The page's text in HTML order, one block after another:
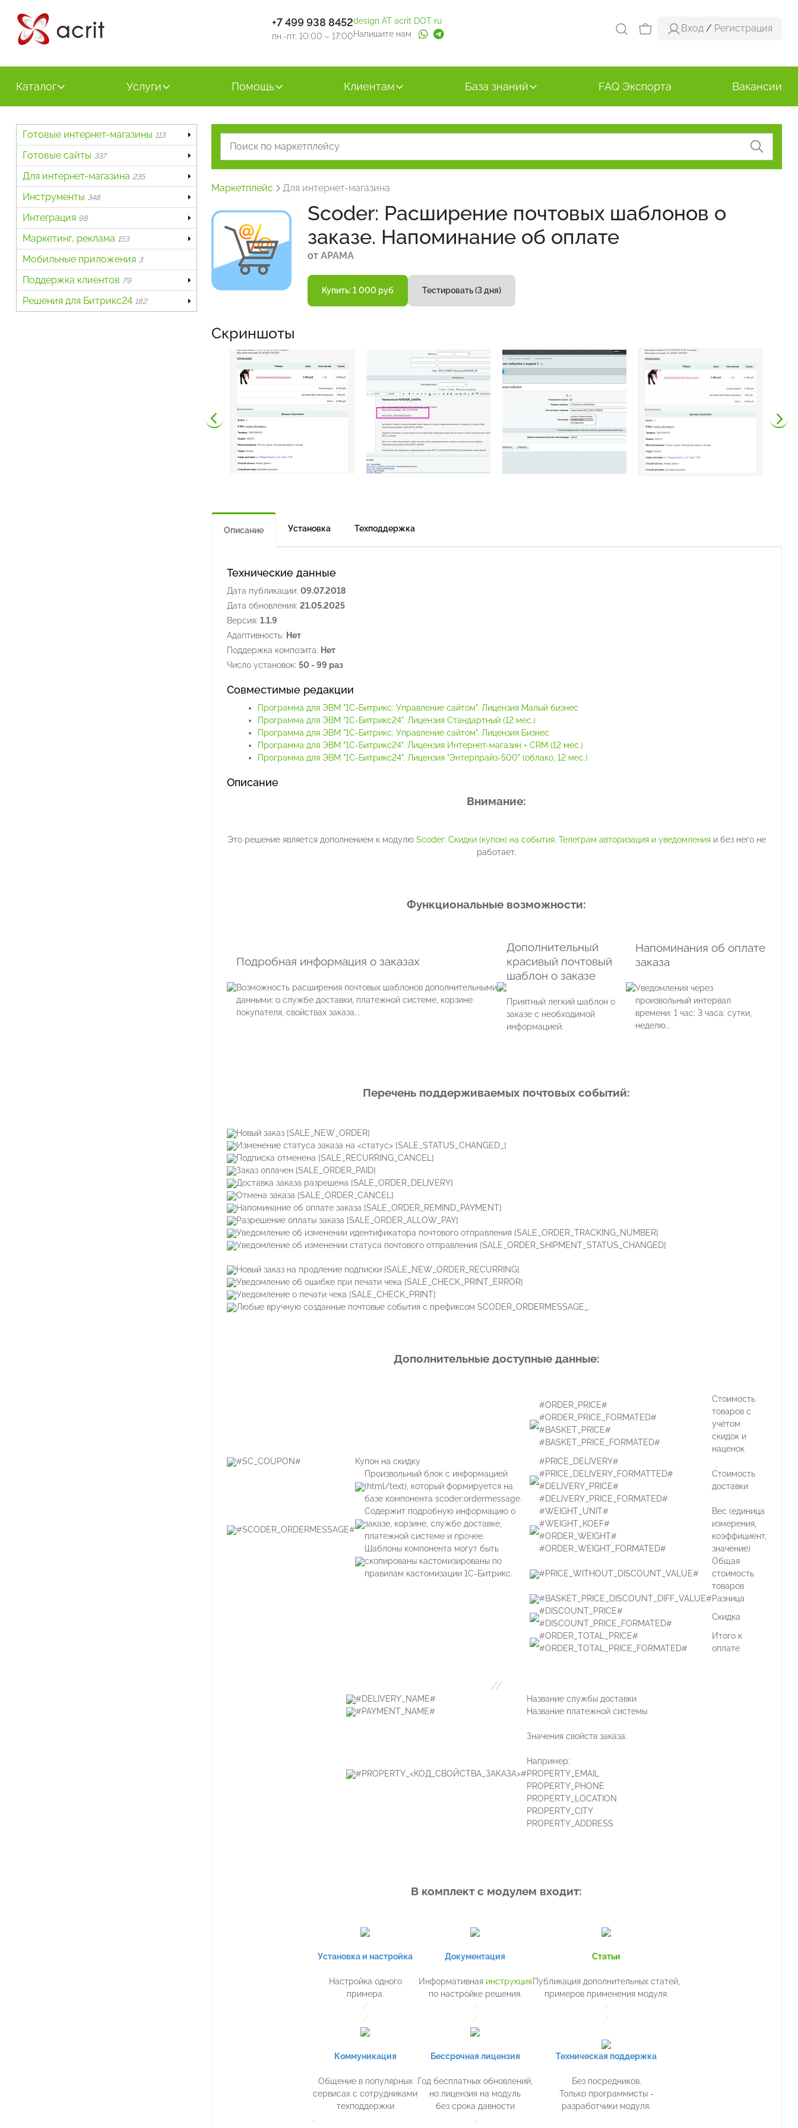
+7 499 938 8452
пн.-пт. 10:00 – 17:00
design AT acrit DOT ru
Напишите нам
Вход / Регистрация
Каталог Услуги Помощь Клиентам База знаний FAQ Экспорта Вакансии
Готовые интернет-магазины 113
Готовые сайты 337
Для интернет-магазина 235
Инструменты 348
Интеграция 98
Маркетинг, реклама 153
Мобильные приложения 3
Поддержка клиентов 79
Решения для Битрикс24 182
Маркетплейс Для интернет-магазина
Scoder: Расширение почтовых шаблонов о
заказе. Напоминание об оплате
от АРАМА
Купить: 1 000 руб Тестировать (3 дня)
Скриншоты
Описание Установка Техподдержка
Технические данные
Дата публикации: 09.07.2018
Дата обновления: 21.05.2025
Версия: 1.1.9
Адаптивность: Нет
Поддержка композита: Нет
Число установок: 50 - 99 раз
Совместимые редакции
Программа для ЭВМ "1С-Битрикс: Управление сайтом". Лицензия Малый бизнес
Программа для ЭВМ "1С-Битрикс24". Лицензия Стандартный (12 мес.)
Программа для ЭВМ "1С-Битрикс: Управление сайтом". Лицензия Бизнес
Программа для ЭВМ "1С-Битрикс24". Лицензия Интернет-магазин + CRM (12 мес.)
Программа для ЭВМ "1С-Битрикс24". Лицензия "Энтерпрайз-500" (облако, 12 мес.)
Описание
Внимание:
Это решение является дополнением к модулю Scoder: Скидки (купон) на события. Телеграм авторизация и уведомленияи без него не
работает.
Функциональные возможности:
Подробная информация о заказах
Возможность расширения почтовых шаблонов дополнительными
данными: о службе доставки, платежной системе, корзине
покупателя, свойствах заказа...
Дополнительный
красивый почтовый
шаблон о заказе
Приятный легкий шаблон о
заказе с необходимой
информацией.
Напоминания об оплате
заказа
Уведомления через
произвольный интервал
времени: 1 час; 3 часа; сутки,
неделю...
Перечень поддерживаемых почтовых событий:
Новый заказ [SALE_NEW_ORDER]
Изменение статуса заказа на <статус> [SALE_STATUS_CHANGED_]
Подписка отменена [SALE_RECURRING_CANCEL]
Заказ оплачен [SALE_ORDER_PAID]
Доставка заказа разрешена [SALE_ORDER_DELIVERY]
Отмена заказа [SALE_ORDER_CANCEL]
Напоминание об оплате заказа [SALE_ORDER_REMIND_PAYMENT]
Разрешение оплаты заказа [SALE_ORDER_ALLOW_PAY]
Уведомление об изменении идентификатора почтового отправления [SALE_ORDER_TRACKING_NUMBER]
Уведомление об изменении статуса почтового отправления [SALE_ORDER_SHIPMENT_STATUS_CHANGED]
Новый заказ на продление подписки [SALE_NEW_ORDER_RECURRING]
Уведомление об ошибке при печати чека [SALE_CHECK_PRINT_ERROR]
Уведомление о печати чека [SALE_CHECK_PRINT]
Любые вручную созданные почтовые события с префиксом SCODER_ORDERMESSAGE_.
Дополнительные доступные данные:
#SC_COUPON# Купон на скидку
#SCODER_ORDERMESSAGE#
Произвольный блок с информацией
(html/text), который формируется на
базе компонента scoder:ordermessage.
Содержит подробную информацию о
заказе, корзине, службе доставке,
платежной системе и прочее.
Шаблоны компонента могут быть
скопированы кастомизированы по
правилам кастомизации 1С-Битрикс.
#ORDER_PRICE#
#ORDER_PRICE_FORMATED#
#BASKET_PRICE#
#BASKET_PRICE_FORMATED#
Стоимость
товаров с
учётом
скидок и
наценок
#PRICE_DELIVERY#
#PRICE_DELIVERY_FORMATTED#
#DELIVERY_PRICE#
#DELIVERY_PRICE_FORMATED#
Стоимость
доставки
#WEIGHT_UNIT#
#WEIGHT_KOEF#
#ORDER_WEIGHT#
#ORDER_WEIGHT_FORMATED#
Вес (единица
измерения,
коэффициент,
значение)
#PRICE_WITHOUT_DISCOUNT_VALUE#
Общая
стоимость
товаров
#BASKET_PRICE_DISCOUNT_DIFF_VALUE#Разница
#DISCOUNT_PRICE#
#DISCOUNT_PRICE_FORMATED#
Скидка
#ORDER_TOTAL_PRICE#
#ORDER_TOTAL_PRICE_FORMATED#
Итого к
оплате
//
#DELIVERY_NAME#
Название службы доставки
#PAYMENT_NAME#
Название платежной системы
#PROPERTY_<КОД_СВОЙСТВА_ЗАКАЗА>#
Значения свойств заказа.
Например:
PROPERTY_EMAIL
PROPERTY_PHONE
PROPERTY_LOCATION
PROPERTY_CITY
PROPERTY_ADDRESS
В комплект с модулем входит:
Установка и настройка
Настройка одного
примера.
/
/
Документация
Информативная инструкция
по настройке решения.
/
/
Статьи
Публикация дополнительных статей,
примеров применения модуля.
/
/
Коммуникация
Общение в популярных
сервисах с сотрудниками
техподдержки
.
Бессрочная лицензия
Год бесплатных обновлений,
но лицензия на модуль
без срока давности
.
Техническая поддержка
Без посредников.
Только программисты -
разработчики модуля.